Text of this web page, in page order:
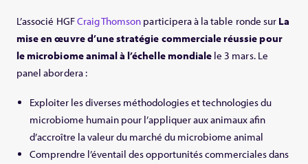
L’associé HGFCraig Thomson participera à la table ronde sur La
mise en œuvre d’une stratégie commerciale réussie pour
le microbiome animal à l’échelle mondiale le 3 mars. Le
panel abordera :
Exploiter les diverses méthodologies et technologies du
microbiome humain pour l’appliquer aux animaux afin
d’accroître la valeur du marché du microbiome animal
Comprendre l’éventail des opportunités commerciales dans